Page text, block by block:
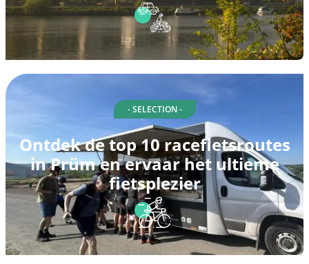
- SELECTION -
Ontdek de top 10 racefietsroutes
in Prüm en ervaar het ultieme
fietsplezier